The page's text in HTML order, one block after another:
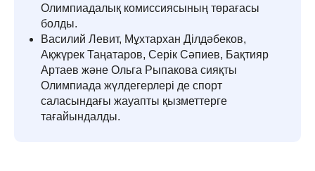
Олимпиадалық комиссиясының төрағасы
болды.
Василий Левит, Мұхтархан Ділдәбеков,
Ақжүрек Таңатаров, Серік Сәпиев, Бақтияр
Артаев және Ольга Рыпакова сияқты
Олимпиада жүлдегерлері де спорт
саласындағы жауапты қызметтерге
тағайындалды.